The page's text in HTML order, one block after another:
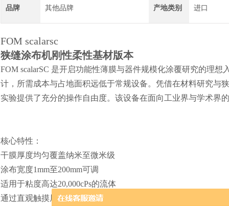
品牌 其他品牌 产地类别 进口
FOM scalarsc
狭缝涂布机刚性柔性基材版本
FOM scalarSC 是开启功能性薄膜与器件规模化涂覆研究的理
计，所需成本与占地面积远低于常规设备。凭借在材料研究与
实验提供了充分的操作自由度。该设备在面向工业界与学术界
核心特性：
干膜厚度均匀覆盖纳米至微米级
涂布宽度1mm至200mm可调
适用于粘度高达20,000cPs的流体
通过直观触摸屏实现半自动化涂布